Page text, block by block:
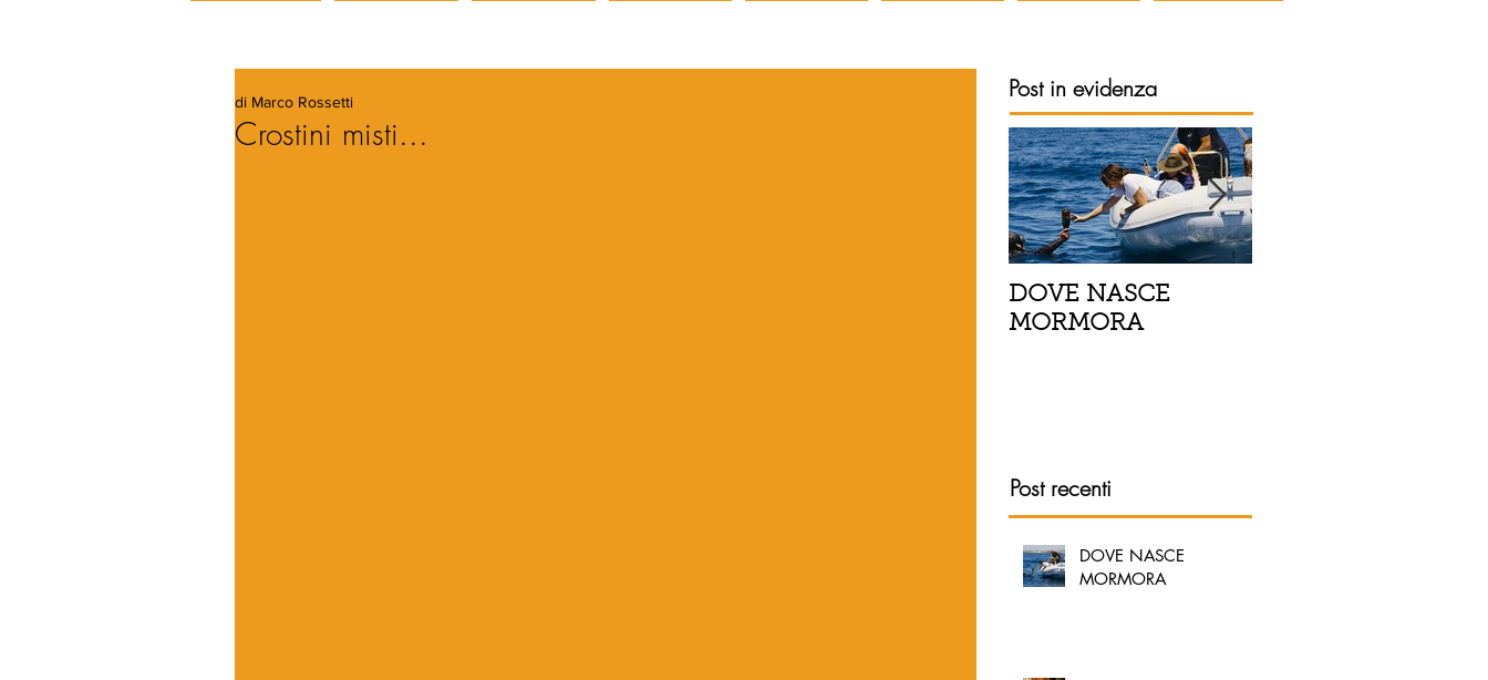
Crostini misti...
di Marco Rossetti Post in evidenza
DOVE NASCE
MORMORA
Post recenti
DOVE NASCE
MORMORA